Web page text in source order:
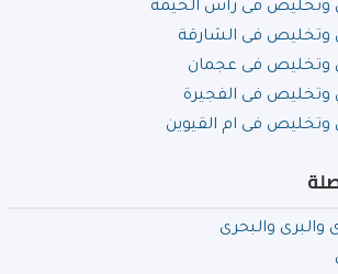
وتخليص فى رأس الخيمة
فى الشارقة
وتخليص فى عجمان
فى الفجيرة
فى ام القيوين
والبحرى